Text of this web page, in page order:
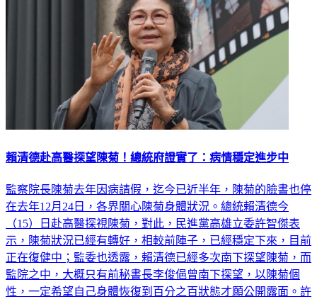
賴清德赴高醫探望陳菊！總統府證實了：病情穩定進步中
監察院長陳菊去年因病請假，迄今已近半年，陳菊的臉書也停
在去年12月24日，各界關心陳菊身體狀況。總統賴清德今
（15）日赴高醫探視陳菊，對此，民進黨高雄立委許智傑表
示，陳菊狀況已經有轉好，相較前陣子，已經穩定下來，目前
正在復健中；監委也透露，賴清德已經多次南下探望陳菊，而
監院之中，大概只有前秘書長李俊俋曾南下探望，以陳菊個
性，一定希望自己身體恢復到百分之百狀態才願公開露面。許